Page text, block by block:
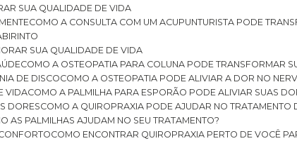
SUA QUALIDADE DE VIDA
COMO A CONSULTA COM UM ACUPUNTURISTA PODE
SUA QUALIDADE DE VIDA
COMO A OSTEOPATIA PARA COLUNA PODE TRANSFORMAR
DE DISCO
COMO A OSTEOPATIA PODE ALIVIAR A DOR NO
VIDA
COMO A PALMILHA PARA ESPORÃO PODE ALIVIAR SUAS
DORES
COMO A QUIROPRAXIA PODE AJUDAR NO TRATAMENTO
AS PALMILHAS AJUDAM NO SEU TRATAMENTO?
COMO ENCONTRAR QUIROPRAXIA PERTO DE VOCÊ